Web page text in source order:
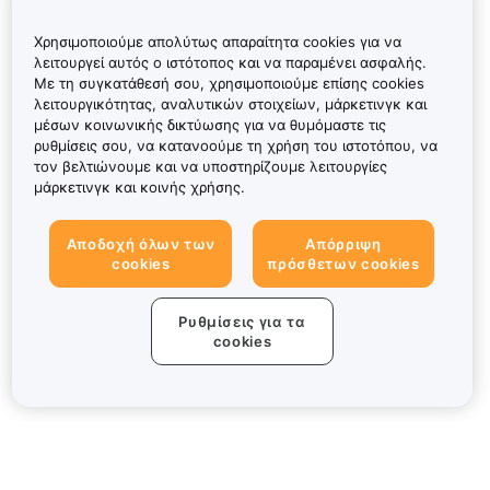
Χρησιμοποιούμε απολύτως απαραίτητα cookies για να
λειτουργεί αυτός ο ιστότοπος και να παραμένει ασφαλής.
Με τη συγκατάθεσή σου, χρησιμοποιούμε επίσης cookies
λειτουργικότητας, αναλυτικών στοιχείων, μάρκετινγκ και
μέσων κοινωνικής δικτύωσης για να θυμόμαστε τις
ρυθμίσεις σου, να κατανοούμε τη χρήση του ιστοτόπου, να
τον βελτιώνουμε και να υποστηρίζουμε λειτουργίες
μάρκετινγκ και κοινής χρήσης.
Αποδοχή όλων των
cookies
Απόρριψη
πρόσθετων cookies
Ρυθμίσεις για τα
cookies